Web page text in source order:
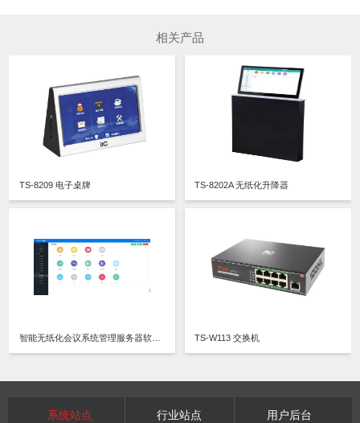
相关产品
TS-8209 电子桌牌 TS-8202A 无纸化升降器
智能无纸化会议系统管理服务器软件V3.0 TS-W113 交换机
系统站点 行业站点 用户后台